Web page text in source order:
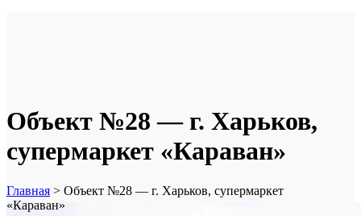
Объект №28 — г. Харьков,
супермаркет «Караван»
Главная > Объект №28 — г. Харьков, супермаркет
«Караван»